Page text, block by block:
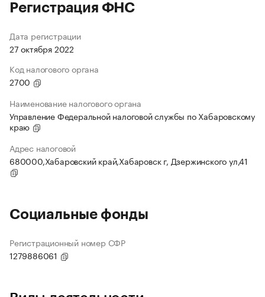
Регистрация ФНС
Дата регистрации
27 октября 2022
Код налогового органа
2700
Наименование налогового органа
Управление Федеральной налоговой службы по Хабаровскому
краю
Адрес налоговой
680000,Хабаровский край,Хабаровск г, Дзержинского ул,41
Социальные фонды
Регистрационный номер СФР
1279886061